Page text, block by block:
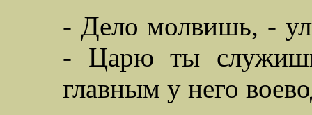
- Дело молвишь, -
- Царю ты
главным у него